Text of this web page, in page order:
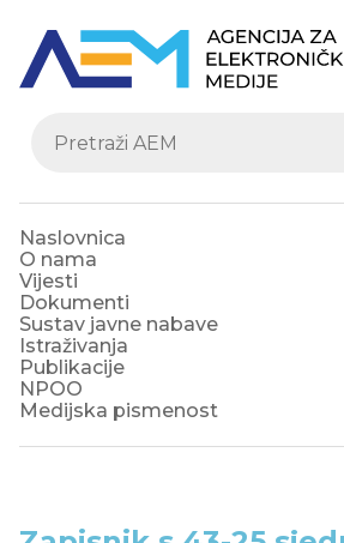
Naslovnica
O nama
Vijesti
Dokumenti
Sustav javne nabave
Istraživanja
Publikacije
NPOO
Medijska pismenost